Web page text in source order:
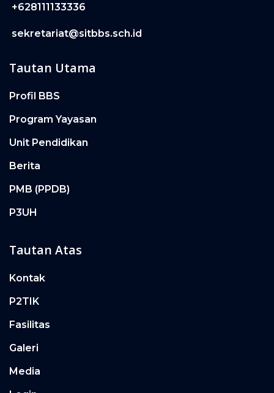
+628111133336
sekretariat@sitbbs.sch.id
Tautan Utama
Profil BBS
Program Yayasan
Unit Pendidikan
Berita
PMB (PPDB)
P3UH
Tautan Atas
Kontak
P2TIK
Fasilitas
Galeri
Media